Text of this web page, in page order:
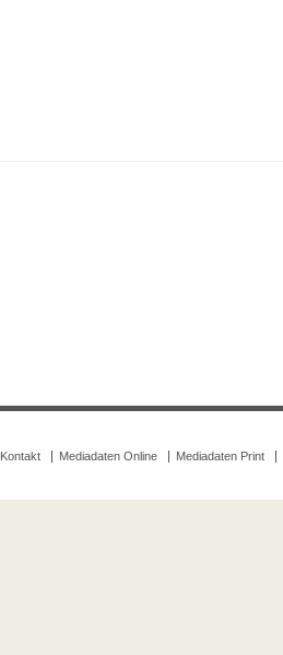
Kontakt Mediadaten Online Mediadaten Print